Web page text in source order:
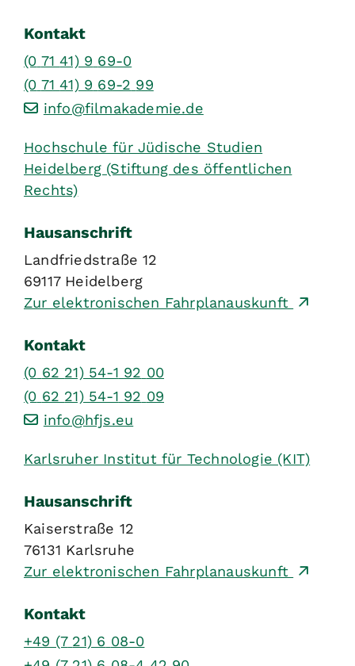
Kontakt
(0 71 41) 9 69-0
(0 71 41) 9 69-2 99
info@filmakademie.de
Hochschule für Jüdische Studien
Heidelberg (Stiftung des öffentlichen
Rechts)
Hausanschrift
Landfriedstraße 12
69117 Heidelberg
Zur elektronischen Fahrplanauskunft
Kontakt
(0 62 21) 54-1 92 00
(0 62 21) 54-1 92 09
info@hfjs.eu
Karlsruher Institut für Technologie (KIT)
Hausanschrift
Kaiserstraße 12
76131 Karlsruhe
Zur elektronischen Fahrplanauskunft
Kontakt
+49 (7 21) 6 08-0